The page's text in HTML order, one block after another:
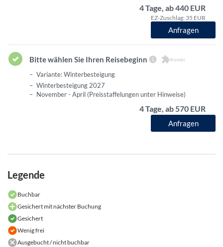
4 Tage, ab 440 EUR
EZ-Zuschlag: 35 EUR
Anfragen
Bitte wählen Sie Ihren Reisebeginn Kombi
Variante: Winterbesteigung
Winterbesteigung 2027
November - April (Preisstaffelungen unter Hinweise)
4 Tage, ab 570 EUR
Anfragen
Legende
Buchbar
Gesichert mit nächster Buchung
Gesichert
Wenig frei
Ausgebucht / nicht buchbar